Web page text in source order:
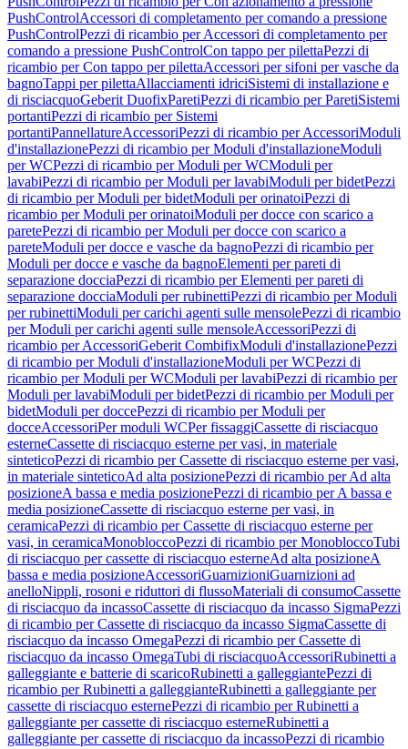
PushControlAccessori di completamento per comando a pressione
PushControlPezzi di ricambio per Accessori di completamento per
comando a pressione PushControlCon tappo per pilettaPezzi di
ricambio per Con tappo per pilettaAccessori per sifoni per vasche da
bagnoTappi per pilettaAllacciamenti idriciSistemi di installazione e
di risciacquoGeberit DuofixParetiPezzi di ricambio per ParetiSistemi
portantiPezzi di ricambio per Sistemi
portantiPannellatureAccessoriPezzi di ricambio per AccessoriModuli
d'installazionePezzi di ricambio per Moduli d'installazioneModuli
per WCPezzi di ricambio per Moduli per WCModuli per
lavabiPezzi di ricambio per Moduli per lavabiModuli per bidetPezzi
di ricambio per Moduli per bidetModuli per orinatoiPezzi di
ricambio per Moduli per orinatoiModuli per docce con scarico a
paretePezzi di ricambio per Moduli per docce con scarico a
pareteModuli per docce e vasche da bagnoPezzi di ricambio per
Moduli per docce e vasche da bagnoElementi per pareti di
separazione docciaPezzi di ricambio per Elementi per pareti di
separazione docciaModuli per rubinettiPezzi di ricambio per Moduli
per rubinettiModuli per carichi agenti sulle mensolePezzi di ricambio
per Moduli per carichi agenti sulle mensoleAccessoriPezzi di
ricambio per AccessoriGeberit CombifixModuli d'installazionePezzi
di ricambio per Moduli d'installazioneModuli per WCPezzi di
ricambio per Moduli per WCModuli per lavabiPezzi di ricambio per
Moduli per lavabiModuli per bidetPezzi di ricambio per Moduli per
bidetModuli per doccePezzi di ricambio per Moduli per
docceAccessoriPer moduli WCPer fissaggiCassette di risciacquo
esterneCassette di risciacquo esterne per vasi, in materiale
sinteticoPezzi di ricambio per Cassette di risciacquo esterne per vasi,
in materiale sinteticoAd alta posizionePezzi di ricambio per Ad alta
posizioneA bassa e media posizionePezzi di ricambio per A bassa e
media posizioneCassette di risciacquo esterne per vasi, in
ceramicaPezzi di ricambio per Cassette di risciacquo esterne per
vasi, in ceramicaMonobloccoPezzi di ricambio per MonobloccoTubi
di risciacquo per cassette di risciacquo esterneAd alta posizioneA
bassa e media posizioneAccessoriGuarnizioniGuarnizioni ad
anelloNippli, rosoni e riduttori di flussoMateriali di consumoCassette
di risciacquo da incassoCassette di risciacquo da incasso SigmaPezzi
di ricambio per Cassette di risciacquo da incasso SigmaCassette di
risciacquo da incasso OmegaPezzi di ricambio per Cassette di
risciacquo da incasso OmegaTubi di risciacquoAccessoriRubinetti a
galleggiante e batterie di scaricoRubinetti a galleggiantePezzi di
ricambio per Rubinetti a galleggianteRubinetti a galleggiante per
cassette di risciacquo esternePezzi di ricambio per Rubinetti a
galleggiante per cassette di risciacquo esterneRubinetti a
galleggiante per cassette di risciacquo da incassoPezzi di ricambio